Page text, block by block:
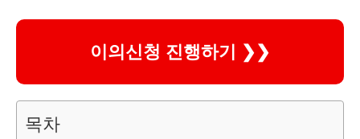
이의신청 진행하기 ❯❯
목차